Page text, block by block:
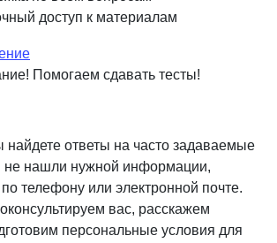
доступ к материалам
Помогаем сдавать тесты!
найдете ответы на часто задаваемые
не нашли нужной информации,
телефону или электронной почте.
вас, расскажем
персональные условия для